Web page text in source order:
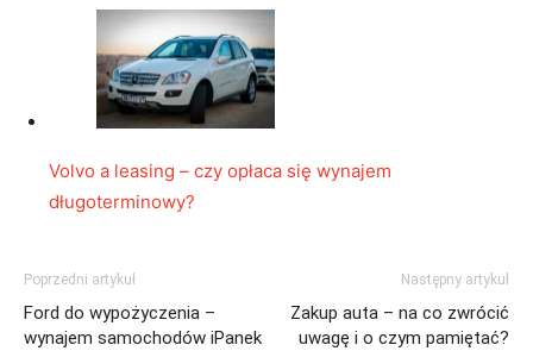
Volvo a leasing – czy opłaca się wynajem
długoterminowy?
Poprzedni artykuł
Ford do wypożyczenia –
wynajem samochodów iPanek
Następny artykuł
Zakup auta – na co zwrócić
uwagę i o czym pamiętać?